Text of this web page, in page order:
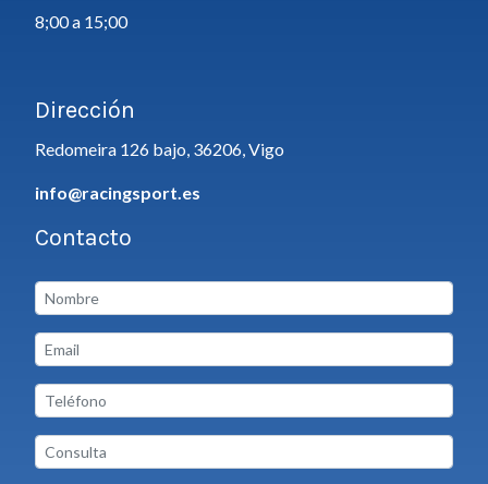
8;00 a 15;00
Dirección
Redomeira 126 bajo, 36206, Vigo
info@racingsport.es
Contacto